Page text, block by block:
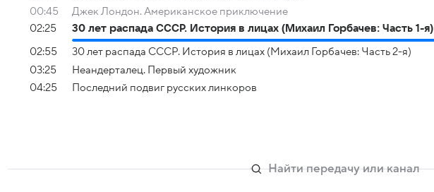
00:45
Джек Лондон. Американское приключение
02:25
30 лет распада СССР. История в лицах (Михаил Горбачев: Часть 1-я)
02:55
30 лет распада СССР. История в лицах (Михаил Горбачев: Часть 2-я)
03:25
Неандерталец. Первый художник
04:25
Последний подвиг русских линкоров